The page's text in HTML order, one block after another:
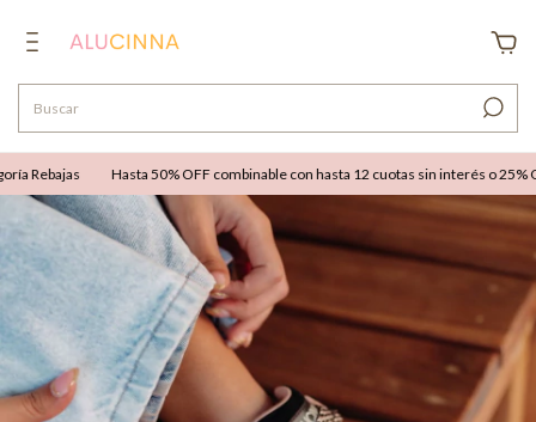
Hasta 50% OFF combinable con hasta 12 cuotas sin interés o 25%